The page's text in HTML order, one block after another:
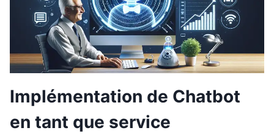
Implémentation de Chatbot
en tant que service